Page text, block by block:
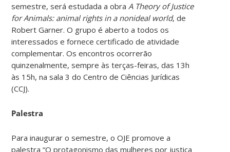
semestre, será estudada a obra A Theory of Justice
for Animals: animal rights in a nonideal world, de
Robert Garner. O grupo é aberto a todos os
interessados e fornece certificado de atividade
complementar. Os encontros ocorrerão
quinzenalmente, sempre às terças-feiras, das 13h
às 15h, na sala 3 do Centro de Ciências Jurídicas
(CCJ).
Palestra
Para inaugurar o semestre, o OJE promove a
palestra “O protagonismo das mulheres por justiça